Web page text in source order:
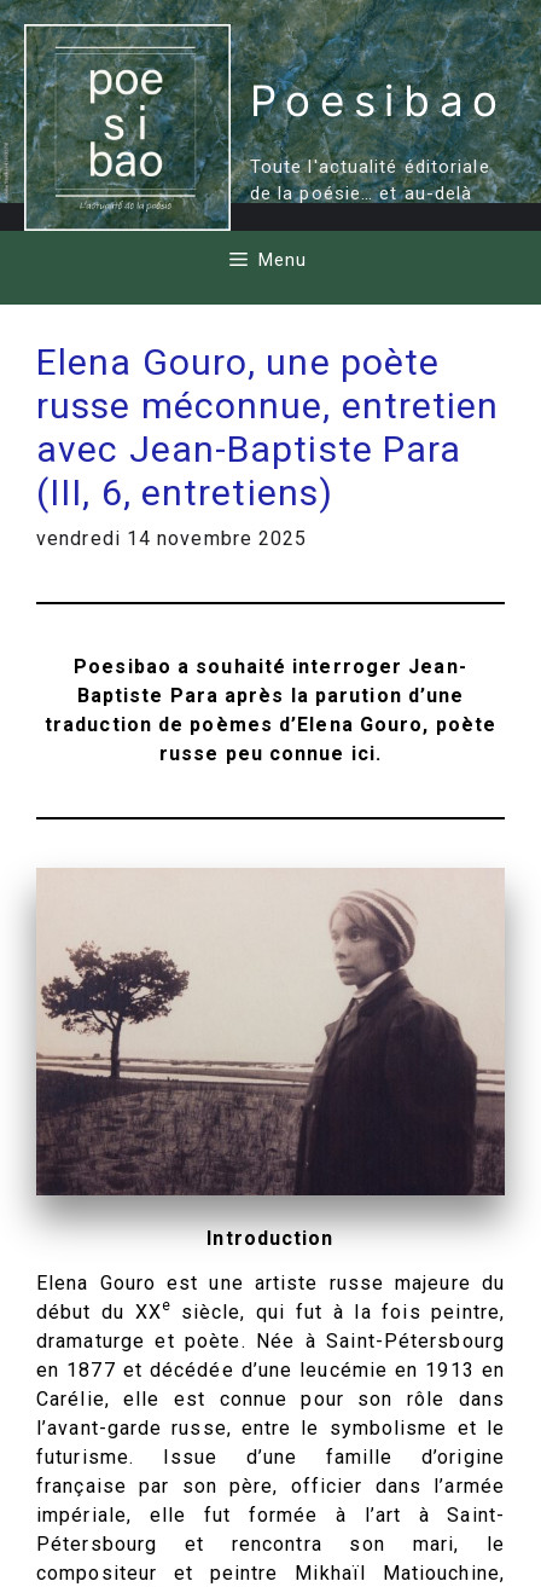
Aller
au
contenu
Poesibao
Toute l'actualité éditoriale
de la poésie… et au-delà
Menu
Elena Gouro, une poète
russe méconnue, entretien
avec Jean-Baptiste Para
(III, 6, entretiens)
vendredi 14 novembre 2025
Poesibao a souhaité interroger Jean-
Baptiste Para après la parution d’une
traduction de poèmes d’Elena Gouro, poète
russe peu connue ici.
Introduction
Elena Gouro est une artiste russe majeure du
début du XXe siècle, qui fut à la fois peintre,
dramaturge et poète. Née à Saint-Pétersbourg
en 1877 et décédée d’une leucémie en 1913 en
Carélie, elle est connue pour son rôle dans
l’avant-garde russe, entre le symbolisme et le
futurisme. Issue d’une famille d’origine
française par son père, officier dans l’armée
impériale, elle fut formée à l’art à Saint-
Pétersbourg et rencontra son mari, le
compositeur et peintre Mikhaïl Matiouchine,